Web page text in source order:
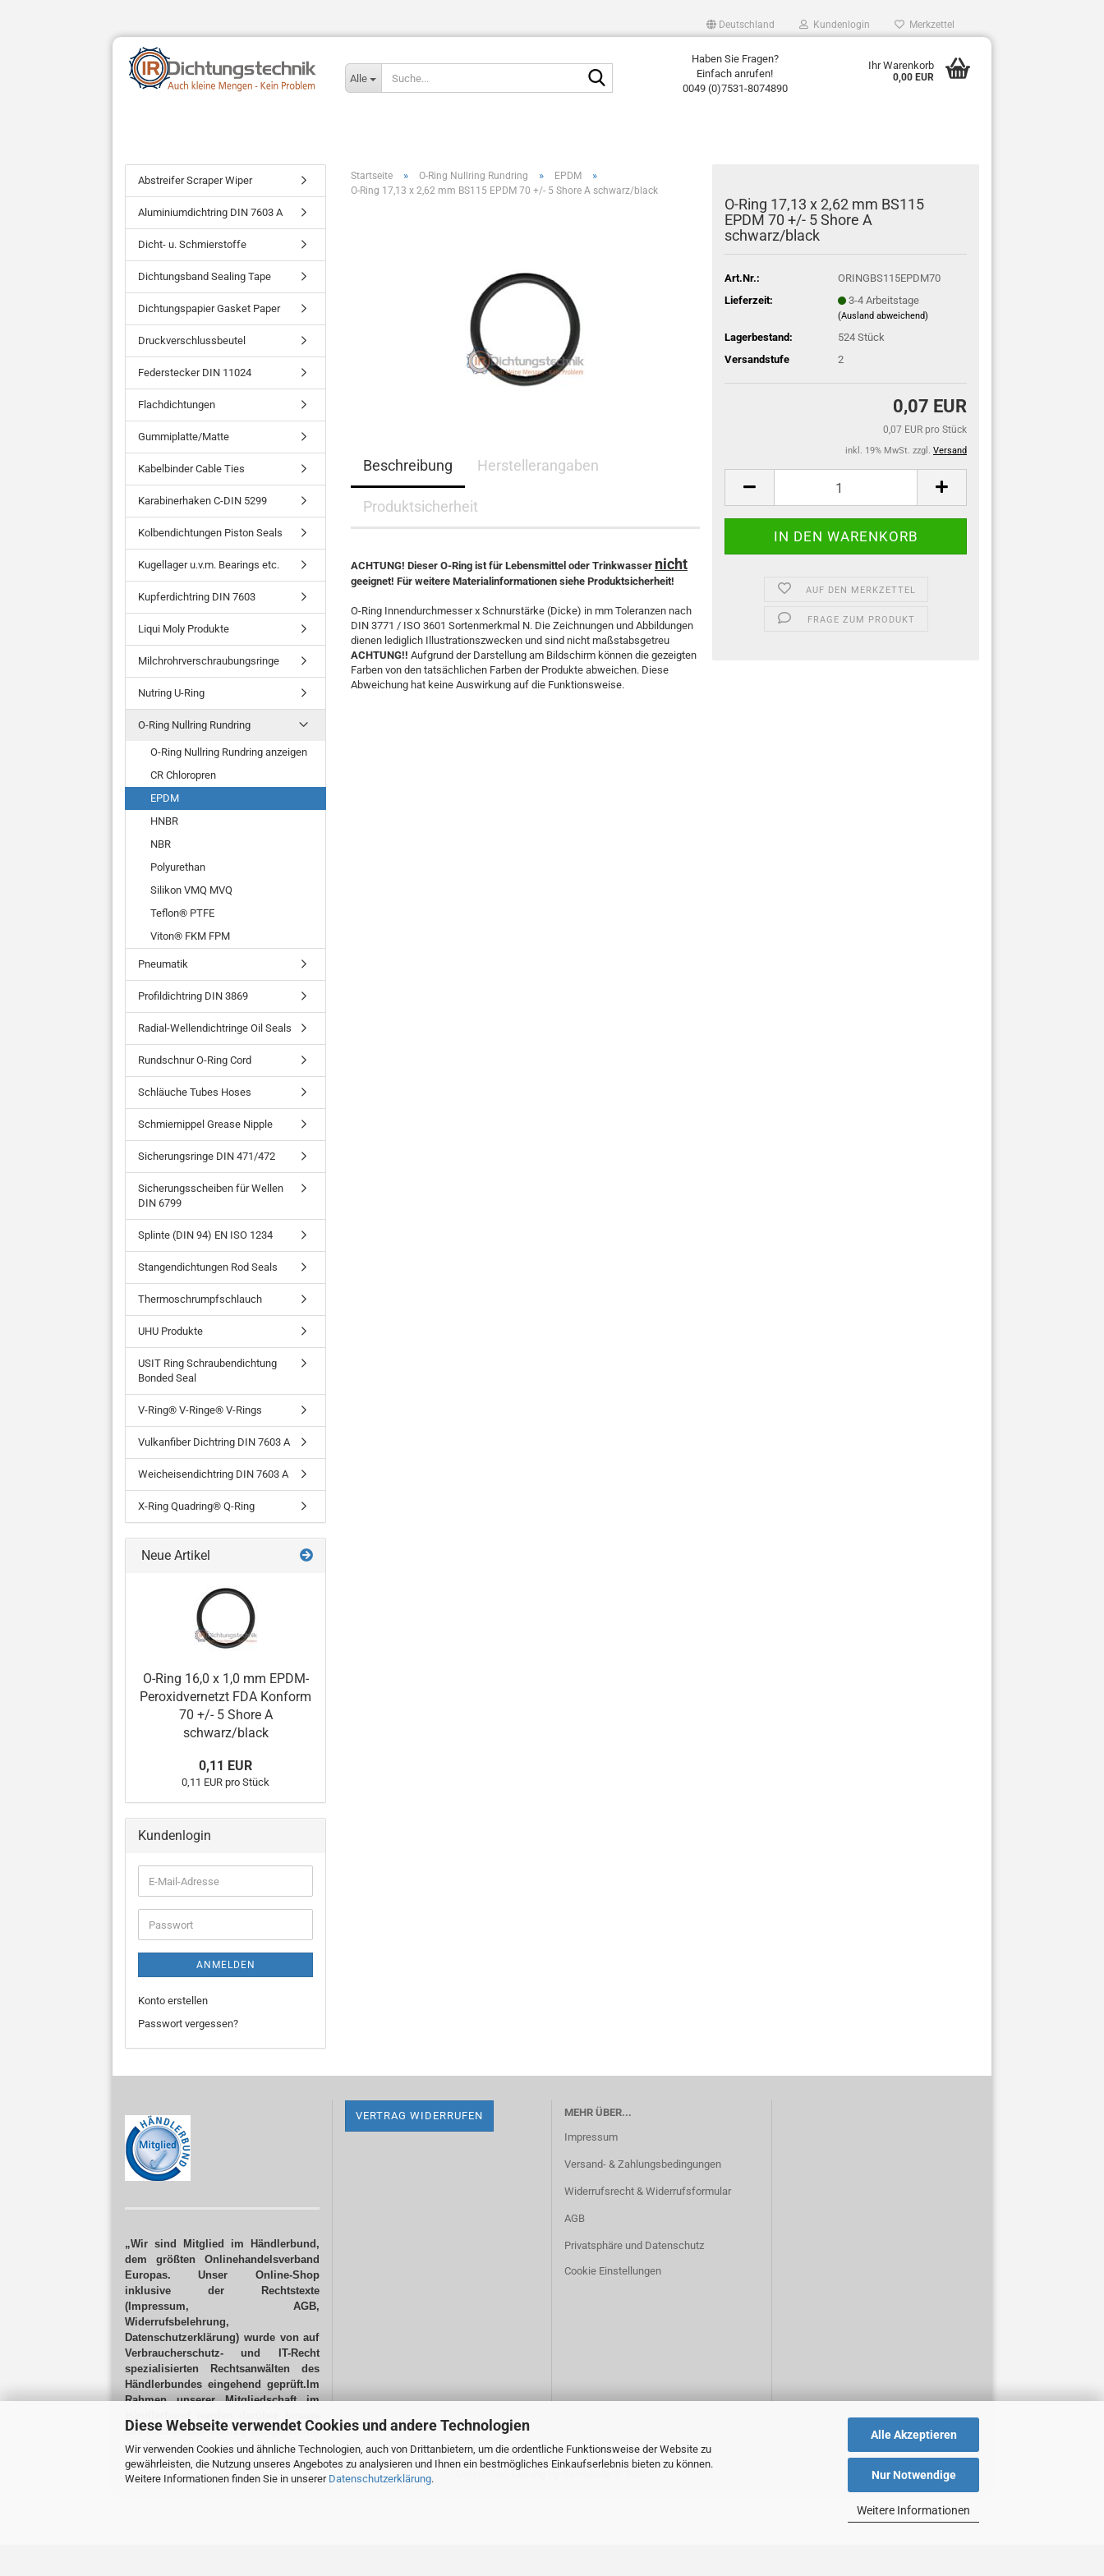
Diese Webseite verwendet Cookies und andere Technologien
Wir verwenden Cookies und ähnliche Technologien, auch von Drittanbietern, um die ordentliche Funktionsweise der Website zu
gewährleisten, die Nutzung unseres Angebotes zu analysieren und Ihnen ein bestmögliches Einkaufserlebnis bieten zu können.
Weitere Informationen finden Sie in unserer Datenschutzerklärung.
Alle Akzeptieren
Nur Notwendige
Weitere Informationen
Deutschland Kundenlogin Merkzettel
Alle
Haben Sie Fragen?
Einfach anrufen!
0049 (0)7531-8074890
Ihr Warenkorb
0,00 EUR
Startseite » O-Ring Nullring Rundring » EPDM »
O-Ring 17,13 x 2,62 mm BS115 EPDM 70 +/- 5 Shore A schwarz/black
O-Ring 17,13 x 2,62 mm BS115
EPDM 70 +/- 5 Shore A
schwarz/black
Art.Nr.:
ORINGBS115EPDM70
Lieferzeit:
3-4 Arbeitstage
(Ausland abweichend)
Lagerbestand: 524 Stück
Versandstufe
2
0,07 EUR
0,07 EUR pro Stück
inkl. 19% MwSt. zzgl. Versand
AUF DEN MERKZETTEL
FRAGE ZUM PRODUKT
Beschreibung Herstellerangaben
Produktsicherheit
ACHTUNG! Dieser O-Ring ist für Lebensmittel oder Trinkwasser nicht
geeignet! Für weitere Materialinformationen siehe Produktsicherheit!
O-Ring Innendurchmesser x Schnurstärke (Dicke) in mm Toleranzen nach
DIN 3771 / ISO 3601 Sortenmerkmal N. Die Zeichnungen und Abbildungen
dienen lediglich Illustrationszwecken und sind nicht maßstabsgetreu
ACHTUNG!! Aufgrund der Darstellung am Bildschirm können die gezeigten
Farben von den tatsächlichen Farben der Produkte abweichen. Diese
Abweichung hat keine Auswirkung auf die Funktionsweise.
Abstreifer Scraper Wiper
Aluminiumdichtring DIN 7603 A
Dicht- u. Schmierstoffe
Dichtungsband Sealing Tape
Dichtungspapier Gasket Paper
Druckverschlussbeutel
Federstecker DIN 11024
Flachdichtungen
Gummiplatte/Matte
Kabelbinder Cable Ties
Karabinerhaken C-DIN 5299
Kolbendichtungen Piston Seals
Kugellager u.v.m. Bearings etc.
Kupferdichtring DIN 7603
Liqui Moly Produkte
Milchrohrverschraubungsringe
Nutring U-Ring
O-Ring Nullring Rundring
O-Ring Nullring Rundring anzeigen
CR Chloropren
EPDM
HNBR
NBR
Polyurethan
Silikon VMQ MVQ
Teflon® PTFE
Viton® FKM FPM
Pneumatik
Profildichtring DIN 3869
Radial-Wellendichtringe Oil Seals
Rundschnur O-Ring Cord
Schläuche Tubes Hoses
Schmiernippel Grease Nipple
Sicherungsringe DIN 471/472
Sicherungsscheiben für Wellen
DIN 6799
Splinte (DIN 94) EN ISO 1234
Stangendichtungen Rod Seals
Thermoschrumpfschlauch
UHU Produkte
USIT Ring Schraubendichtung
Bonded Seal
V-Ring® V-Ringe® V-Rings
Vulkanfiber Dichtring DIN 7603 A
Weicheisendichtring DIN 7603 A
X-Ring Quadring® Q-Ring
Neue Artikel
O-Ring 16,0 x 1,0 mm EPDM-
Peroxidvernetzt FDA Konform
70 +/- 5 Shore A
schwarz/black
0,11 EUR
0,11 EUR pro Stück
Kundenlogin
E-
Mail-
Adresse
Passwort
ANMELDEN
Konto erstellen
Passwort vergessen?
„Wir sind Mitglied im Händlerbund,
dem größten Onlinehandelsverband
Europas. Unser Online-Shop
inklusive der Rechtstexte
(Impressum, AGB,
Widerrufsbelehrung,
Datenschutzerklärung) wurde von auf
Verbraucherschutz- und IT-Recht
spezialisierten Rechtsanwälten des
Händlerbundes eingehend geprüft.Im
Rahmen unserer Mitgliedschaft im
alle Rechtstexte ständig entsprechend
der Rechtsprechung aktualisiert.Das
ist vor allem ein Vorteil für unsere
Kunden!“
VERTRAG WIDERRUFEN
MEHR ÜBER...
Impressum
Versand- & Zahlungsbedingungen
Widerrufsrecht & Widerrufsformular
AGB
Privatsphäre und Datenschutz
Cookie Einstellungen
Onlineshop Lösung